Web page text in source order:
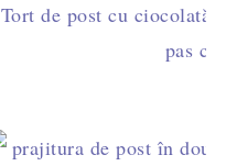
Tort de post cu ciocolată
pas cu